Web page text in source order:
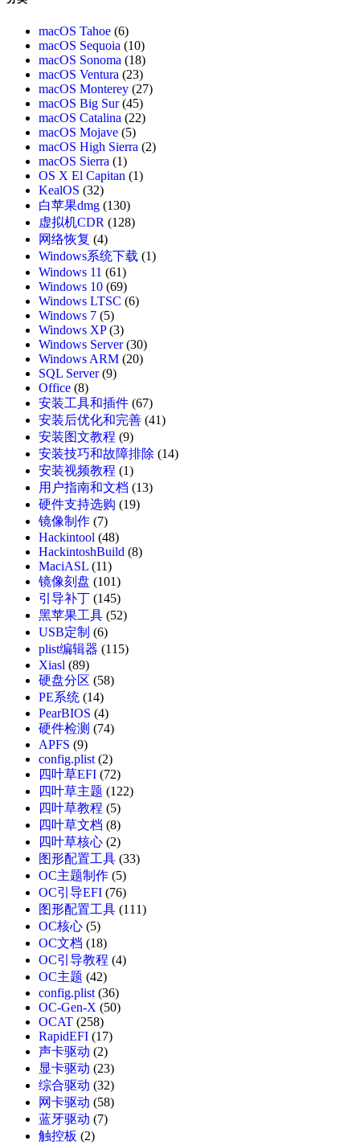
macOS Tahoe (6)
macOS Sequoia (10)
macOS Sonoma (18)
macOS Ventura (23)
macOS Monterey (27)
macOS Big Sur(45)
macOS Catalina (22)
macOS Mojave (5)
macOS High Sierra (2)
macOS Sierra (1)
OS X El Capitan (1)
KealOS (32)
白苹果dmg (130)
虚拟机CDR (128)
网络恢复 (4)
Windows系统下载 (1)
Windows 11 (61)
Windows 10 (69)
Windows LTSC (6)
Windows 7 (5)
Windows XP(3)
Windows Server(30)
Windows ARM (20)
SQL Server(9)
Office (8)
安装工具和插件 (67)
安装后优化和完善 (41)
安装图文教程 (9)
安装技巧和故障排除 (14)
安装视频教程 (1)
用户指南和文档 (13)
硬件支持选购 (19)
镜像制作 (7)
Hackintool (48)
HackintoshBuild (8)
MaciASL (11)
镜像刻盘 (101)
引导补丁 (145)
黑苹果工具 (52)
USB定制 (6)
plist编辑器 (115)
Xiasl (89)
硬盘分区 (58)
PE系统 (14)
PearBIOS (4)
硬件检测 (74)
APFS (9)
config.plist(2)
四叶草EFI (72)
四叶草主题 (122)
四叶草教程 (5)
四叶草文档 (8)
四叶草核心 (2)
图形配置工具 (33)
OC主题制作 (5)
OC引导EFI (76)
图形配置工具 (111)
OC核心 (5)
OC文档 (18)
OC引导教程 (4)
OC主题 (42)
config.plist(36)
OC-Gen-X (50)
OCAT (258)
RapidEFI (17)
声卡驱动 (2)
显卡驱动 (23)
综合驱动 (32)
网卡驱动 (58)
蓝牙驱动 (7)
触控板 (2)